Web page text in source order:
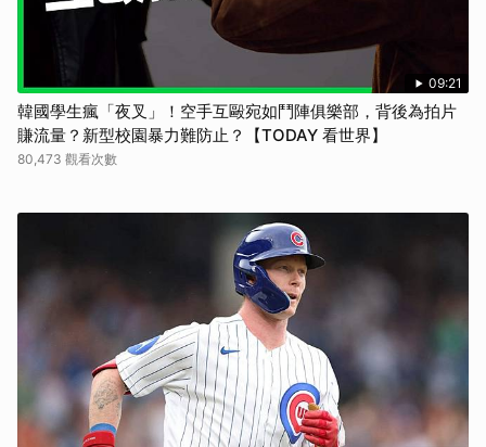
09:21
韓國學生瘋「夜叉」！空手互毆宛如鬥陣俱樂部，背後為拍片
賺流量？新型校園暴力難防止？【TODAY 看世界】
80,473 觀看次數